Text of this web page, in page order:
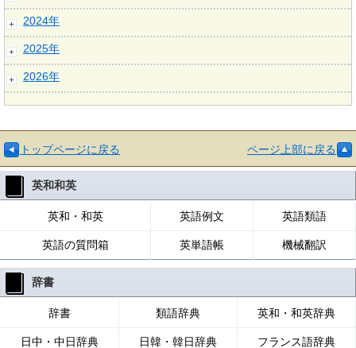
2024年
2025年
2026年
トップページに戻る ページ上部に戻る
英和和英
英和・和英 英語例文 英語類語
英語の質問箱 英単語帳 機械翻訳
辞書
辞書 類語辞典 英和・和英辞典
日中・中日辞典 日韓・韓日辞典 フランス語辞典